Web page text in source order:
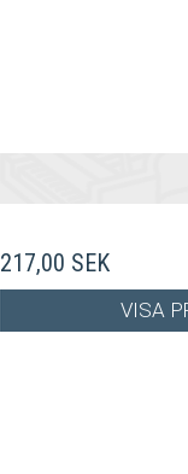
217,00 SEK
VISA